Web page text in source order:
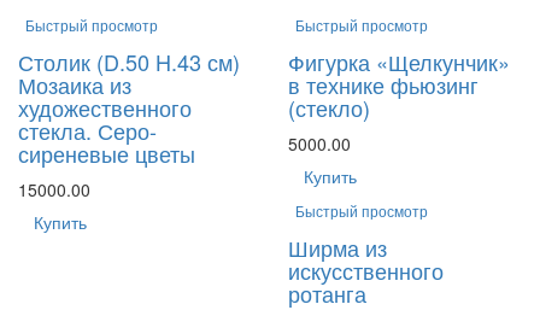
Быстрый просмотр
Столик (D.50 H.43 см)
Мозаика из
художественного
стекла. Серо-
сиреневые цветы
15000.00
Купить
Быстрый просмотр
Фигурка «Щелкунчик»
в технике фьюзинг
(стекло)
5000.00
Купить
Быстрый просмотр
Ширма из
искусственного
ротанга